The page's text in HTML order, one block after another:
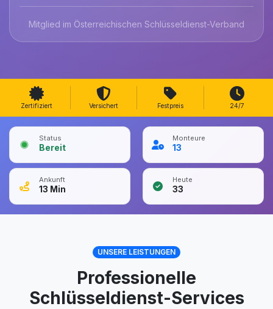
Mitglied im Österreichischen Schlüsseldienst-Verband
Zertifiziert Versichert Festpreis 24/7
Status
Bereit
Monteure
13
Ankunft
13 Min
Heute
33
UNSERE LEISTUNGEN
Professionelle
Schlüsseldienst-Services